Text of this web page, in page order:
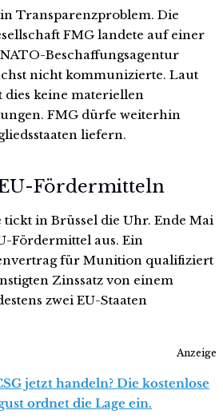
Transparenzproblem. Die
FMG landete auf einer
Beschaffungsagentur
nicht kommunizierte. Laut
dies keine materiellen
FMG dürfe weiterhin
liefern.
Fördermitteln
tickt in Brüssel die Uhr. Ende Mai
Fördermittel aus. Ein
für Munition qualifiziert
Zinssatz von einem
zwei EU-Staaten
Anzeige
jetzt handeln? Die kostenlose
ordnet die Lage ein.